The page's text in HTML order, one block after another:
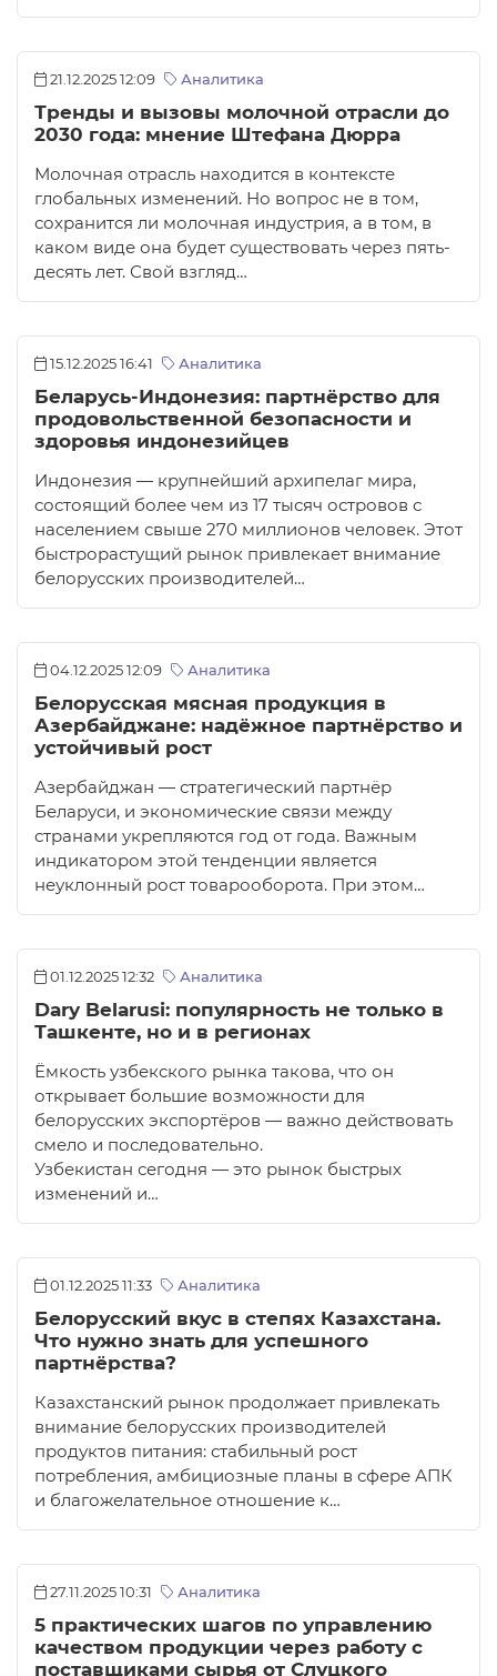
21.12.2025 12:09 Аналитика
Тренды и вызовы молочной отрасли до
2030 года: мнение Штефана Дюрра
Молочная отрасль находится в контексте
глобальных изменений. Но вопрос не в том,
сохранится ли молочная индустрия, а в том, в
каком виде она будет существовать через пять-
десять лет. Свой взгляд…
15.12.2025 16:41 Аналитика
Беларусь-Индонезия: партнёрство для
продовольственной безопасности и
здоровья индонезийцев
Индонезия — крупнейший архипелаг мира,
состоящий более чем из 17 тысяч островов с
населением свыше 270 миллионов человек. Этот
быстрорастущий рынок привлекает внимание
белорусских производителей…
04.12.2025 12:09 Аналитика
Белорусская мясная продукция в
Азербайджане: надёжное партнёрство и
устойчивый рост
Азербайджан — стратегический партнёр
Беларуси, и экономические связи между
странами укрепляются год от года. Важным
индикатором этой тенденции является
неуклонный рост товарооборота. При этом…
01.12.2025 12:32 Аналитика
Dary Belarusi: популярность не только в
Ташкенте, но и в регионах
Ёмкость узбекского рынка такова, что он
открывает большие возможности для
белорусских экспортёров — важно действовать
смело и последовательно.
Узбекистан сегодня — это рынок быстрых
изменений и…
01.12.2025 11:33 Аналитика
Белорусский вкус в степях Казахстана.
Что нужно знать для успешного
партнёрства?
Казахстанский рынок продолжает привлекать
внимание белорусских производителей
продуктов питания: стабильный рост
потребления, амбициозные планы в сфере АПК
и благожелательное отношение к…
27.11.2025 10:31 Аналитика
5 практических шагов по управлению
качеством продукции через работу с
поставщиками сырья от Слуцкого